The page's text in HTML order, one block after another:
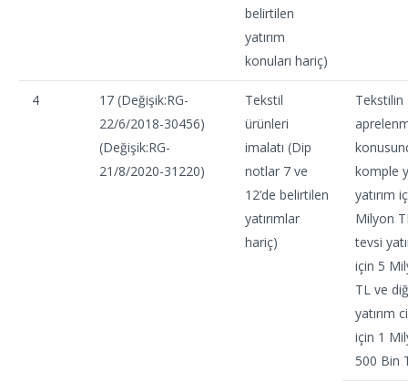
belirtilen
yatırım
konuları hariç)
4
17 (Değişik:RG-
22/6/2018-30456)
(Değişik:RG-
21/8/2020-31220)
Tekstil
ürünleri
imalatı (Dip
notlar 7 ve
12’de belirtilen
yatırımlar
hariç)
Tekstilin
komple
yatırım
Milyon
tevsi
için 5
TL ve
yatırım
için 1
500 Bin